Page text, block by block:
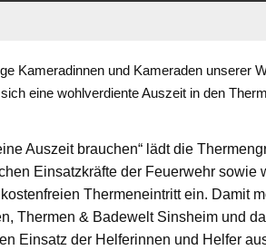
Kameradinnen und Kameraden unserer
eine wohlverdiente Auszeit in den
Auszeit brauchen“ lädt die
Einsatzkräfte der Feuerwehr sowie
Thermeneintritt ein. Damit
Thermen & Badewelt Sinsheim und
Einsatz der Helferinnen und Helfer